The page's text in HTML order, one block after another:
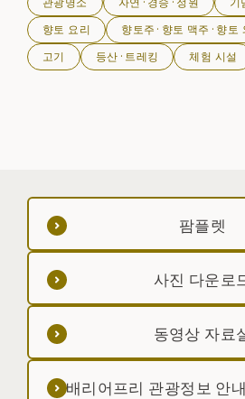
향토 요리
향토주·향토 맥주·향토
고기
등산·트레킹 체험 시설
팜플렛
사진 다운로
동영상 자료
배리어프리 관광정보 안